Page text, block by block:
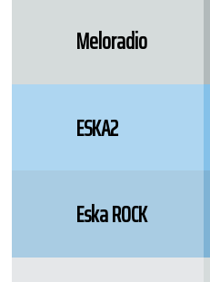
Meloradio
ESKA2
Eska ROCK